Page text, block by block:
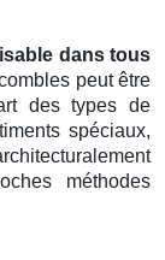
dans tous
peut être
des types de
spéciaux,
méthodes